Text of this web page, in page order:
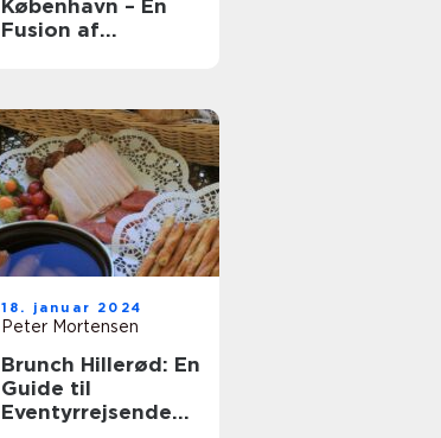
København – En
Fusion af
18. januar 2024
Peter Mortensen
Brunch Hillerød: En
Guide til
Eventyrrejsende